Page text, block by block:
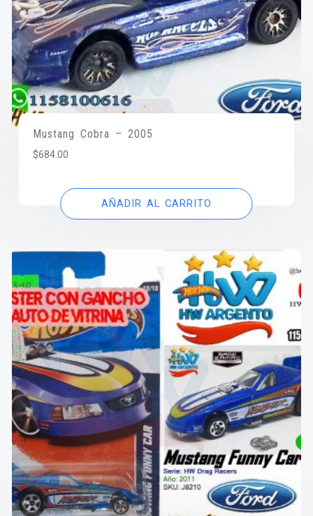
Mustang Cobra – 2005
$684.00
AÑADIR AL CARRITO